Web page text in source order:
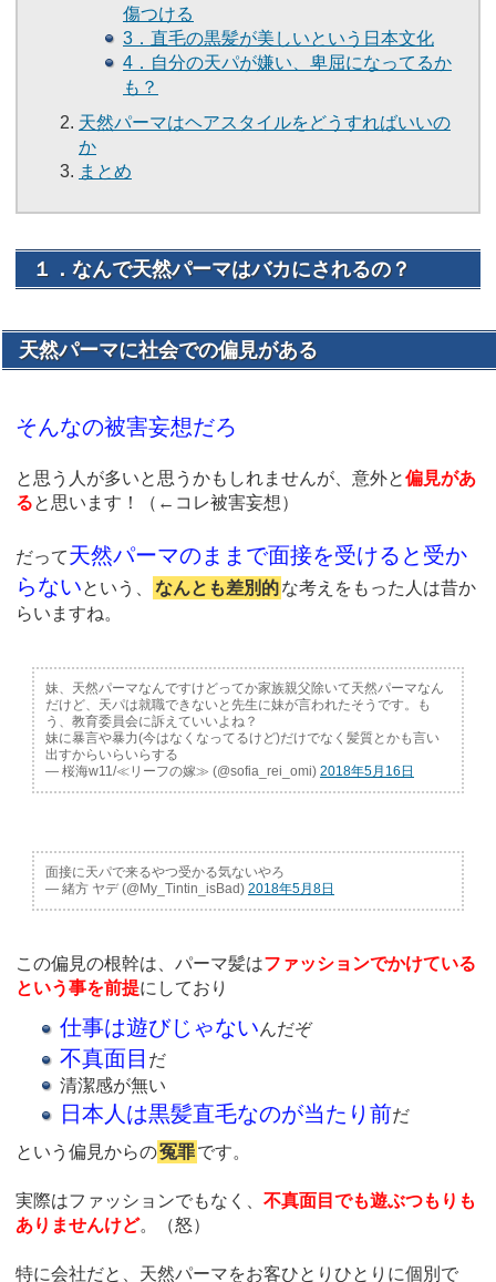
傷つける
3．直毛の黒髪が美しいという日本文化
4．自分の天パが嫌い、卑屈になってるか
も？
天然パーマはヘアスタイルをどうすればいいの
か
まとめ
１．なんで天然パーマはバカにされるの？
天然パーマに社会での偏見がある
そんなの被害妄想だろ
と思う人が多いと思うかもしれませんが、意外と偏見があ
ると思います！（←コレ被害妄想）
だって天然パーマのままで面接を受けると受か
らないという、 なんとも差別的な考えをもった人は昔か
らいますね。
妹、天然パーマなんですけどってか家族親父除いて天然パーマなん
だけど、天パは就職できないと先生に妹が言われたそうです。も
う、教育委員会に訴えていいよね？
妹に暴言や暴力(今はなくなってるけど)だけでなく髪質とかも言い
出すからいらいらする
— 桜海w11/≪リーフの嫁≫ (@sofia_rei_omi) 2018年5月16日
面接に天パで来るやつ受かる気ないやろ
— 緒方 ヤデ (@My_Tintin_isBad) 2018年5月8日
この偏見の根幹は、パーマ髪はファッションでかけている
という事を前提にしており
仕事は遊びじゃないんだぞ
不真面目 だ
清潔感が無い
日本人は黒髪直毛なのが当たり前だ
という偏見からの冤罪です。
実際はファッションでもなく、 不真面目でも遊ぶつもりも
ありませんけど。（怒）
特に会社だと、天然パーマをお客ひとりひとりに個別で